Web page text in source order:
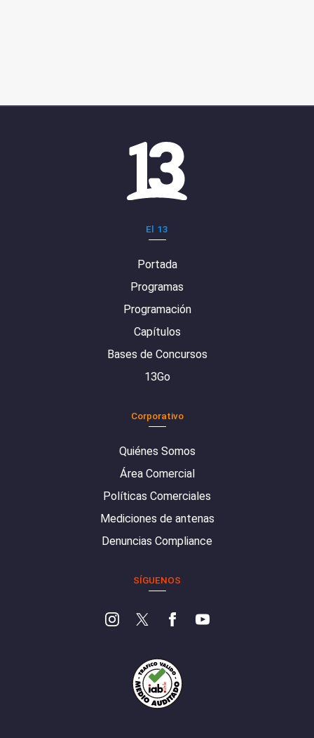
El 13
Portada
Programas
Programación
Capítulos
Bases de Concursos
13Go
Corporativo
Quiénes Somos
Área Comercial
Políticas Comerciales
Mediciones de antenas
Denuncias Compliance
SÍGUENOS